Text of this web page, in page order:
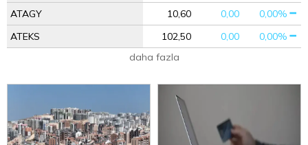
ATAGY
10,60 0,00
0,00%
ATEKS
102,50 0,00
0,00%
daha fazla